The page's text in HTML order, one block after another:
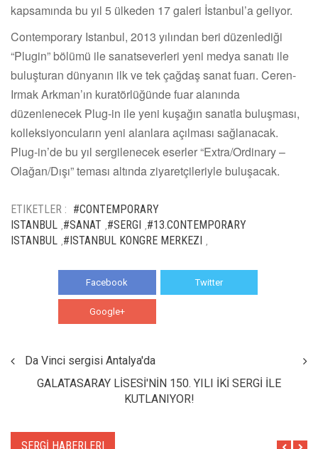
kapsamında bu yıl 5 ülkeden 17 galeri İstanbul’a geliyor.
Contemporary Istanbul, 2013 yılından beri düzenlediği
“Plugin” bölümü ile sanatseverleri yeni medya sanatı ile
buluşturan dünyanın ilk ve tek çağdaş sanat fuarı. Ceren-
Irmak Arkman’ın kuratörlüğünde fuar alanında
düzenlenecek Plug-in ile yeni kuşağın sanatla buluşması,
kolleksiyoncuların yeni alanlara açılması sağlanacak.
Plug-in’de bu yıl sergilenecek eserler “Extra/Ordinary –
Olağan/Dışı” teması altında ziyaretçileriyle buluşacak.
ETIKETLER : #CONTEMPORARY
ISTANBUL #SANAT #SERGI #13.CONTEMPORARY
ISTANBUL #ISTANBUL KONGRE MERKEZI
Facebook Twitter
Google+
Da Vinci sergisi Antalya'da
GALATASARAY LİSESİ'NİN 150. YILI İKİ SERGİ İLE
KUTLANIYOR!
SERGİ HABERLERI